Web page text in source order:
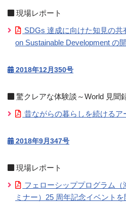
現場レポート
SDGs 達成に向けた知見の共
on Sustainable Development の
2018年12月350号
驚クレアな体験談～World 見聞
昔ながらの暮らしを続けるア
2018年9月347号
現場レポート
フェローシッププログラム
ミナー）25 周年記念イベントを